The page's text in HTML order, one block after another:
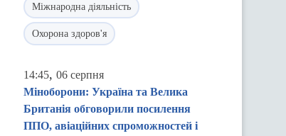
Міжнародна діяльність
Охорона здоров'я
14:45, 06 серпня
Міноборони: Україна та Велика
Британія обговорили посилення
ППО, авіаційних спроможностей і